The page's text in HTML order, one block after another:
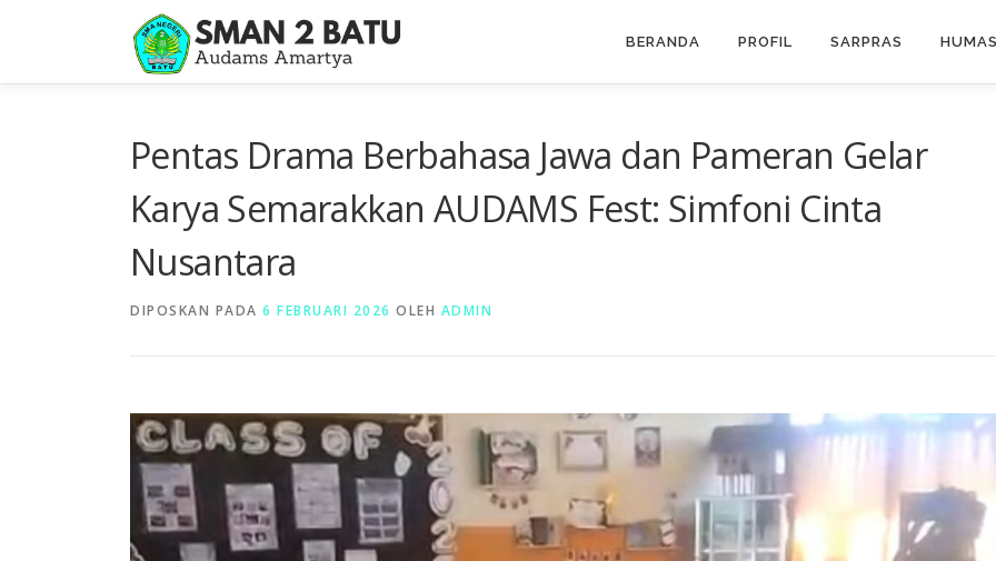
BERANDA PROFIL SARPRAS
Pentas Drama Berbahasa Jawa dan Pameran Gelar
Karya Semarakkan AUDAMS Fest: Simfoni Cinta
Nusantara
DIPOSKAN PADA 6 FEBRUARI 2026 OLEH ADMIN